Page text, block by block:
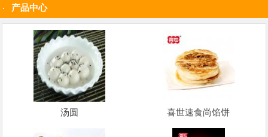
产品中心
汤圆 喜世速食尚馅饼